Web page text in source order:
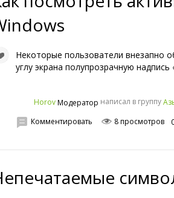
Некоторые пользователи внезапно
углу экрана полупрозрачную
HorovМодератор написал в группу
Комментировать 8 просмотров